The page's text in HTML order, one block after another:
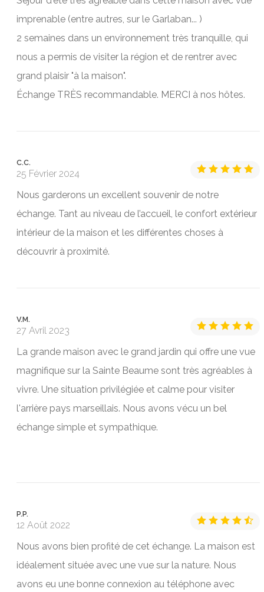
imprenable (entre autres, sur le Garlaban... )
2 semaines dans un environnement très tranquille, qui
nous a permis de visiter la région et de rentrer avec
grand plaisir "à la maison".
Échange TRÈS recommandable. MERCI à nos hôtes.
C.C.
25 Février 2024
Nous garderons un excellent souvenir de notre
échange. Tant au niveau de l’accueil, le confort extérieur
intérieur de la maison et les différentes choses à
découvrir à proximité.
V.M.
27 Avril 2023
La grande maison avec le grand jardin qui offre une vue
magnifique sur la Sainte Beaume sont très agréables à
vivre. Une situation privilégiée et calme pour visiter
l'arrière pays marseillais. Nous avons vécu un bel
échange simple et sympathique.
P.P.
12 Août 2022
Nous avons bien profité de cet échange. La maison est
idéalement située avec une vue sur la nature. Nous
avons eu une bonne connexion au téléphone avec